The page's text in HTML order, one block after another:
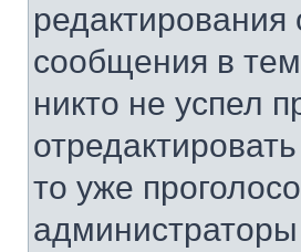
сообщения в
никто не успел
то уже